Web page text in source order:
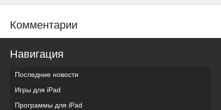
Комментарии
Навигация
Последние новости
Игры для iPad
Программы для iPad